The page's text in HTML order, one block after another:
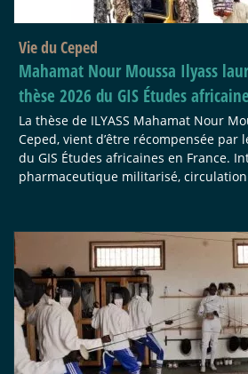
Vie du Ceped
Mahamat Nour Moussa Ilyass
thèse 2026 du GIS Études
La thèse de ILYASS Mahamat Nour
Ceped, vient d’être récompensée par
du GIS Études africaines en France.
pharmaceutique militarisé,